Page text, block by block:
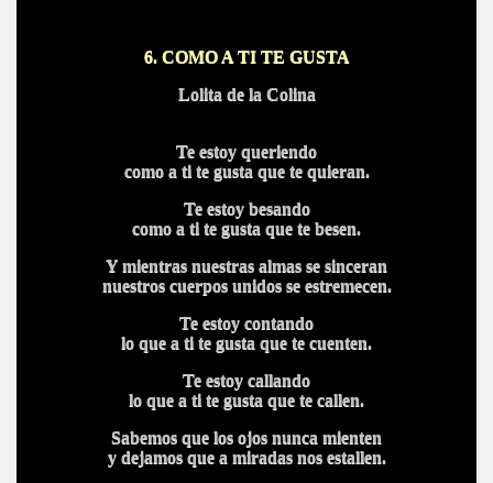
6. COMO A TI TE GUSTA
Lolita de la Colina
Te estoy queriendo
como a ti te gusta que te quieran.
Te estoy besando
como a ti te gusta que te besen.
Y mientras nuestras almas se sinceran
nuestros cuerpos unidos se estremecen.
Te estoy contando
lo que a ti te gusta que te cuenten.
Te estoy callando
lo que a ti te gusta que te callen.
Sabemos que los ojos nunca mienten
y dejamos que a miradas nos estallen.